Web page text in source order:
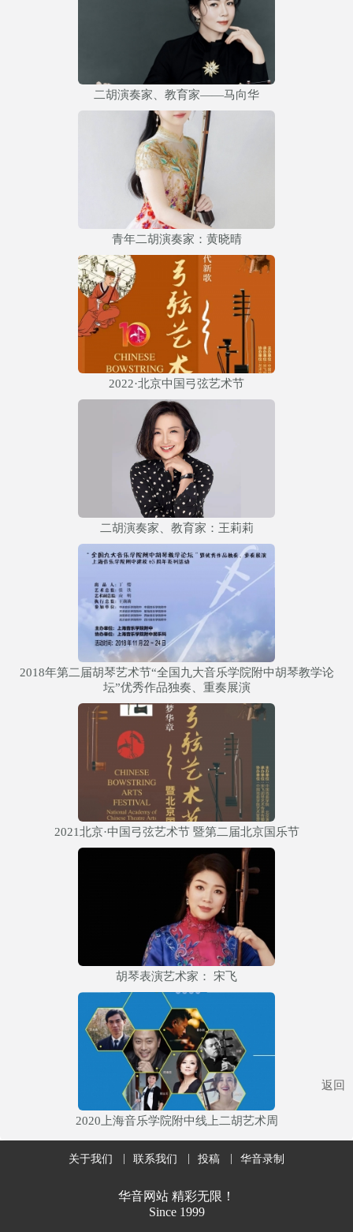
二胡演奏家、教育家——马向华
青年二胡演奏家：黄晓晴
2022·北京中国弓弦艺术节
二胡演奏家、教育家：王莉莉
2018年第二届胡琴艺术节“全国九大音乐学院附中胡琴教学论
坛”优秀作品独奏、重奏展演
2021北京·中国弓弦艺术节 暨第二届北京国乐节
胡琴表演艺术家： 宋飞
2020上海音乐学院附中线上二胡艺术周
关于我们 联系我们 投稿 华音录制
华音网站 精彩无限！
Since 1999
返回